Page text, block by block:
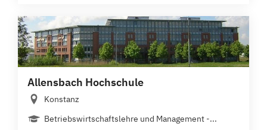
Allensbach Hochschule
Konstanz
Betriebswirtschaftslehre und Management -...